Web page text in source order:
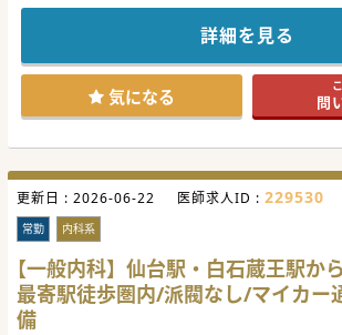
公務員のため、赴任手当・住宅手当など
重症心身障害児(者)医療を学びたい方にもお
詳細を見る
気になる 問
更新日 : 2026-06-22 医師求人ID : 229530
常勤 内科系
【一般内科】仙台駅・白石蔵王駅か
最寄駅徒歩圏内/派閥なし/マイカー
備